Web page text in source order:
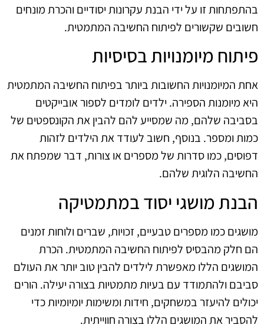
בהתפתחות זו על ידי הבנת עקרונות יסודיים והכרת מונחים
חשובים שקשורים לפיתוח החשיבה המתמטית.
פיתוח מיומנויות בסיסיות
אחת המיומנויות החשובות ביותר בפיתוח החשיבה המתמטית
היא מיומנות הספירה. ילדים לומדים לספור אובייקטים
בסביבה שלהם, מה שמסייע להם להבין את הקונספטים של
כמות ומספר. בנוסף, חשוב לעודד את הילדים לזהות
דפוסים, כמו סדרות של מספרים או צורות, דבר שמפתח את
החשיבה הלוגית שלהם.
הבנת מושגי יסוד במתמטיקה
מושגים כמו מספרים טבעיים, זכויות, שברים ולוחות זמנים
הם חלק מהבסיס לפיתוח החשיבה המתמטית. הכרת
המושגים הללו מאפשרת לילדים להבין טוב יותר את העולם
סביבם ולהתמודד עם בעיות מתמטיות בצורה יעילה. הורים
יכולים להיעזר במשחקים, חידות ומשימות יומיומיות כדי
להסביר את המושגים הללו בצורה חווייתית.